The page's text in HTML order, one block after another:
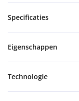
Specificaties
Eigenschappen
Technologie